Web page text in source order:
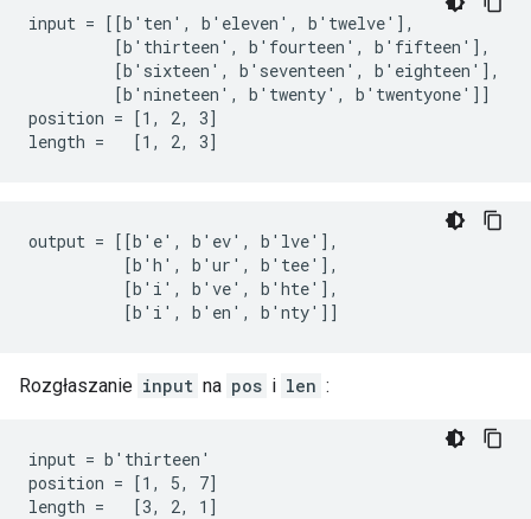
input = [[b'ten', b'eleven', b'twelve'],
         [b'thirteen', b'fourteen', b'fifteen'],
         [b'sixteen', b'seventeen', b'eighteen'],
         [b'nineteen', b'twenty', b'twentyone']]
position = [1, 2, 3]
length =   [1, 2, 3]
output = [[b'e', b'ev', b'lve'],
          [b'h', b'ur', b'tee'],
          [b'i', b've', b'hte'],
          [b'i', b'en', b'nty']]
Rozgłaszanie input na pos i len :
input = b'thirteen'
position = [1, 5, 7]
length =   [3, 2, 1]